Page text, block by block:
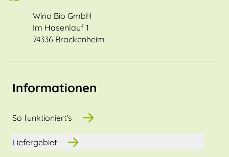
Wino Bio GmbH
Im Hasenlauf 1
74336 Brackenheim
Informationen
So funktioniert's
Liefergebiet